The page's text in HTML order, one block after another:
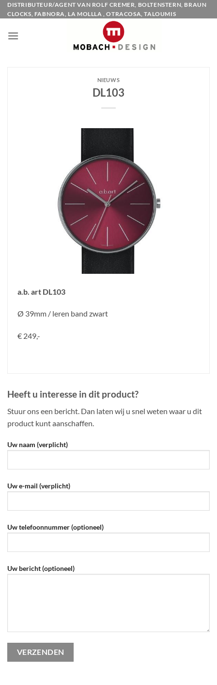
Ga
naar
DISTRIBUTEUR/AGENT VAN ROLF CREMER, BOLTENSTERN, BRAUN
CLOCKS, FABNORA, LA MOLLLA , OTRACOSA, TALOUMIS
NIEUWS
DL103
a.b. art DL103
Ø 39mm / leren band zwart
€ 249,-
Heeft u interesse in dit product?
Stuur ons een bericht. Dan laten wij u snel weten waar u dit
product kunt aanschaffen.
Uw naam (verplicht)
Uw e-mail (verplicht)
Uw telefoonnummer (optioneel)
Gelieve dit veld leeg te laten.
Uw bericht (optioneel)